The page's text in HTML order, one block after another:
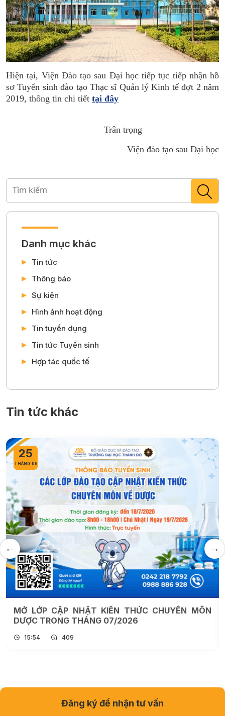
Hiện tại, Viện Đào tạo sau Đại học tiếp tục tiếp nhận hồ
sơ Tuyển sinh đào tạo Thạc sĩ Quản lý Kinh tế đợt 2 năm
2019, thông tin chi tiết tại đây
Trân trọng
Viện đào tạo sau Đại học
Danh mục khác
Tin tức
Thông báo
Sự kiện
Hình ảnh hoạt động
Tin tuyển dụng
Tin tức Tuyển sinh
Hợp tác quốc tế
Tin tức khác
23
THÁNG 06
TRIỂN KHAI XÉT CHỌN DANH HIỆU NHÀ
TIÊU BIỂU NĂM 2026
14:31
Đăng ký để nhận tư vấn